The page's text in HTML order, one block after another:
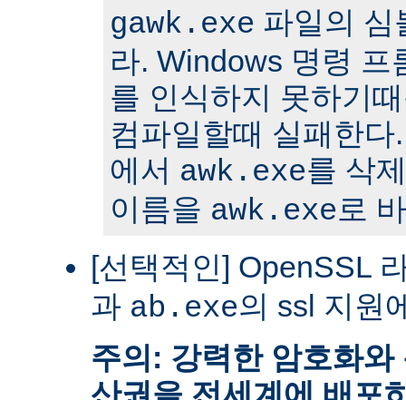
gawk.exe 파일의 심
라. Windows 명령 프
를 인식하지 못하기
컴파일할때 실패한
에서 awk.exe를 삭
이름을 awk.exe로
[선택적인] OpenSSL
과 ab.exe의 ssl 지원
주의: 강력한 암호화